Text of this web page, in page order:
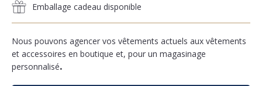
Emballage cadeau disponible
Nous pouvons agencer vos vêtements actuels aux vêtements
et accessoires en boutique et, pour un magasinage
personnalisé.